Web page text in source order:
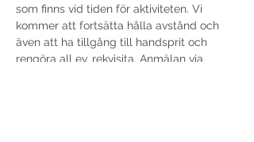
som finns vid tiden för aktiviteten. Vi
kommer att fortsätta hålla avstånd och
även att ha tillgång till handsprit och
rengöra all ev. rekvisita. Anmälan via